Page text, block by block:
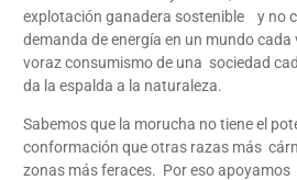
explotación ganadera sostenible y no
demanda de energía en un mundo
voraz consumismo de una sociedad
da la espalda a la naturaleza.
Sabemos que la morucha no tiene el
conformación que otras razas más
zonas más feraces. Por eso